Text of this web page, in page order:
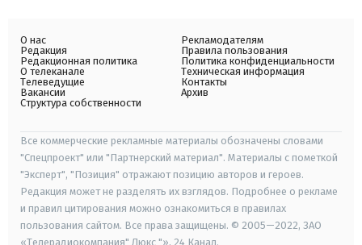
О нас
Редакция
Редакционная политика
О телеканале
Телеведущие
Вакансии
Структура собственности
Рекламодателям
Правила пользования
Политика конфиденциальности
Техническая информация
Контакты
Архив
Все коммерческие рекламные материалы обозначены словами
"Спецпроект" или "Партнерский материал". Материалы с пометкой
"Эксперт", "Позиция" отражают позицию авторов и героев.
Редакция может не разделять их взглядов. Подробнее о рекламе
и правил цитирования можно ознакомиться в правилах
пользования сайтом. Все права защищены. © 2005—2022, ЗАО
«Телерадиокомпания" Люкс "», 24 Канал.